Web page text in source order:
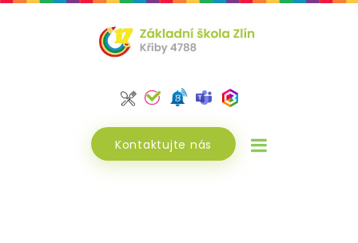
Kontaktujte nás